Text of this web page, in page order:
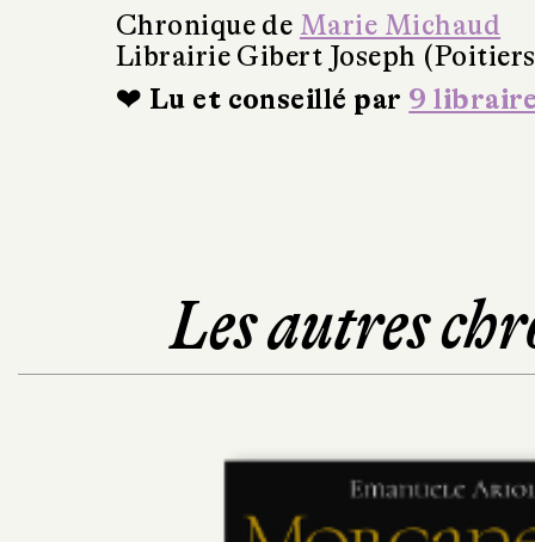
Chronique de Marie Michaud
Librairie Gibert Joseph
❤ Lu et conseillé par 9
Les autres